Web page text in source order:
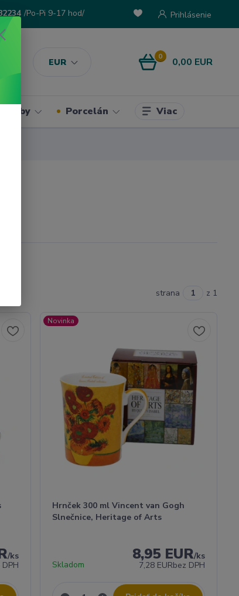
EUR
Prihlásenie
/Po-Pi 9-17 hod/
0 0,00 EUR
Porcelán Viac
strana z 1
/ks
Novinka
Hrnček 300 ml Vincent van Gogh
Slnečnice, Heritage of Arts
8,95 EUR/ks
7,28 EURbez DPH
Skladom